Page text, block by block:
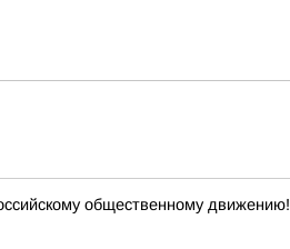
общественному движению!